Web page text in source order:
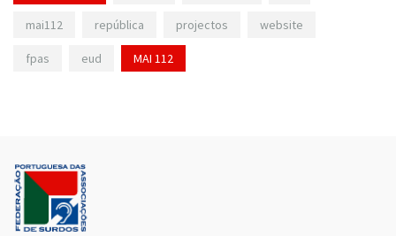
mai112 república projectos website
fpas eud MAI 112